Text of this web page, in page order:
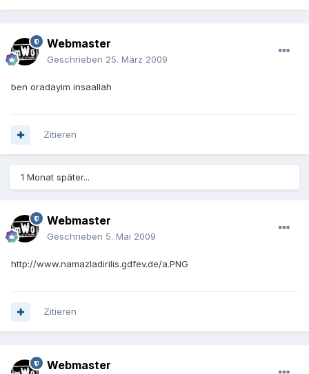
Webmaster
Geschrieben 25. März 2009
ben oradayim insaallah
Zitieren
1 Monat später...
Webmaster
Geschrieben 5. Mai 2009
http://www.namazladirilis.gdfev.de/a.PNG
Zitieren
Webmaster